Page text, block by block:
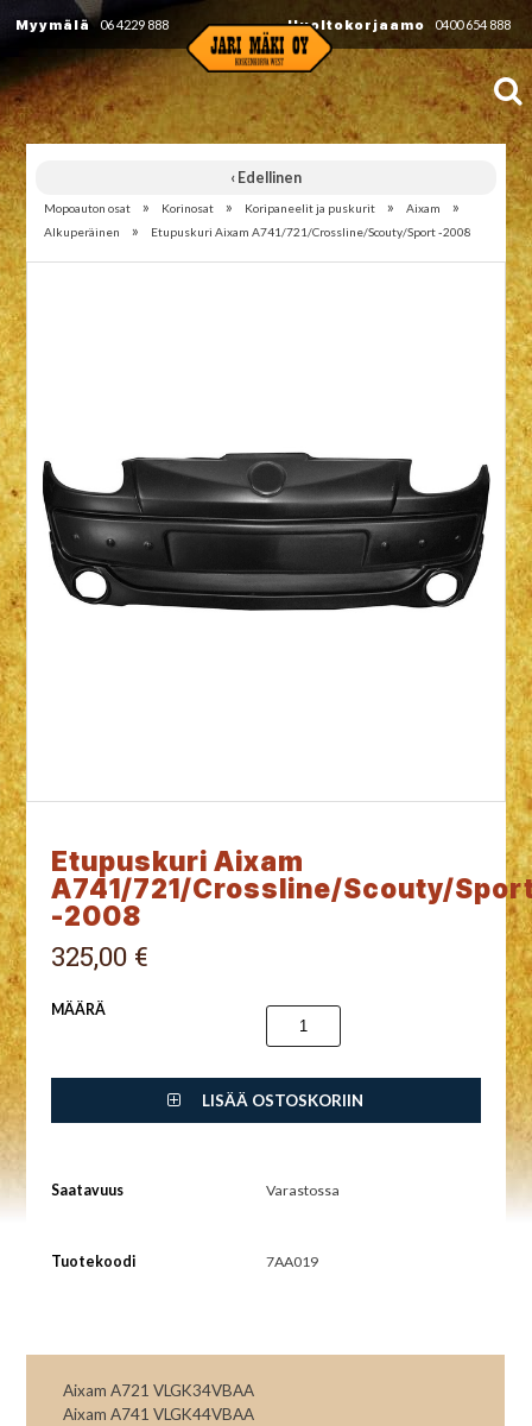
Myymälä 06 4229 888 Huoltokorjaamo 0400 654 888
‹ Edellinen
Mopoauton osat » Korinosat » Koripaneelit ja puskurit » Aixam »
Alkuperäinen » Etupuskuri Aixam A741/721/Crossline/Scouty/Sport -2008
Etupuskuri Aixam
A741/721/Crossline/Scouty/
-2008
325,00 €
MÄÄRÄ
LISÄÄ OSTOSKORIIN
Saatavuus Varastossa
Tuotekoodi 7AA019
Aixam A721 VLGK34VBAA
Aixam A741 VLGK44VBAA